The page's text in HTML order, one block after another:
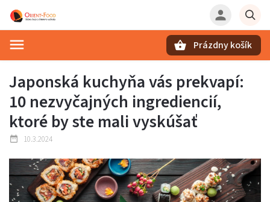
Prázdny košík
Japonská kuchyňa vás prekvapí:
10 nezvyčajných ingrediencií,
ktoré by ste mali vyskúšať
10.3.2024